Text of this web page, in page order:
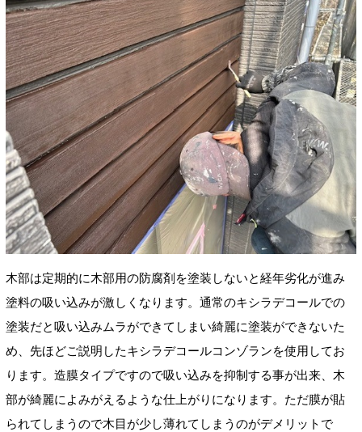
木部は定期的に木部用の防腐剤を塗装しないと経年劣化が進み
塗料の吸い込みが激しくなります。通常のキシラデコールでの
塗装だと吸い込みムラができてしまい綺麗に塗装ができないた
め、先ほどご説明したキシラデコールコンゾランを使用してお
ります。造膜タイプですので吸い込みを抑制する事が出来、木
部が綺麗によみがえるような仕上がりになります。ただ膜が貼
られてしまうので木目が少し薄れてしまうのがデメリットで